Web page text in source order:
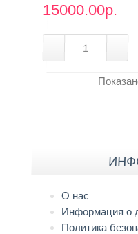
15000.00р.
О нас
Информация о
Политика